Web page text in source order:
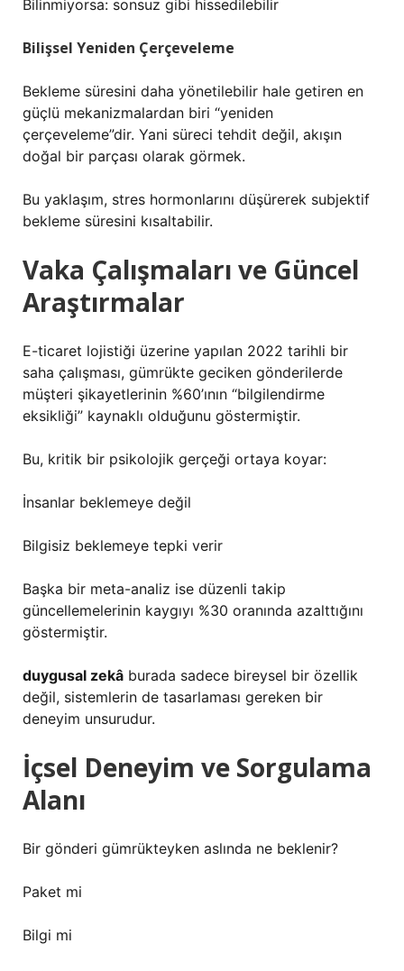
Bilinmiyorsa: sonsuz gibi hissedilebilir
Bilişsel Yeniden Çerçeveleme
Bekleme süresini daha yönetilebilir hale getiren en
güçlü mekanizmalardan biri “yeniden
çerçeveleme”dir. Yani süreci tehdit değil, akışın
doğal bir parçası olarak görmek.
Bu yaklaşım, stres hormonlarını düşürerek subjektif
bekleme süresini kısaltabilir.
Vaka Çalışmaları ve Güncel
Araştırmalar
E-ticaret lojistiği üzerine yapılan 2022 tarihli bir
saha çalışması, gümrükte geciken gönderilerde
müşteri şikayetlerinin %60’ının “bilgilendirme
eksikliği” kaynaklı olduğunu göstermiştir.
Bu, kritik bir psikolojik gerçeği ortaya koyar:
İnsanlar beklemeye değil
Bilgisiz beklemeye tepki verir
Başka bir meta-analiz ise düzenli takip
güncellemelerinin kaygıyı %30 oranında azalttığını
göstermiştir.
duygusal zekâ burada sadece bireysel bir özellik
değil, sistemlerin de tasarlaması gereken bir
deneyim unsurudur.
İçsel Deneyim ve Sorgulama
Alanı
Bir gönderi gümrükteyken aslında ne beklenir?
Paket mi
Bilgi mi